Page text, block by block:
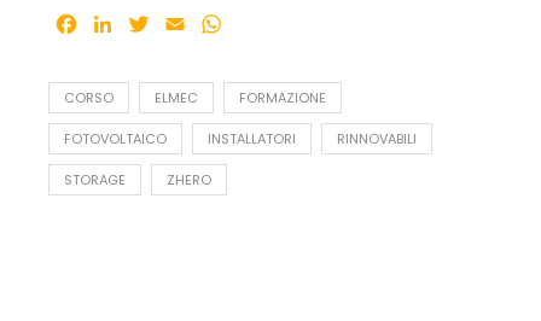
Facebook
LinkedInTwitter
Email
CORSO ELMEC FORMAZIONE
FOTOVOLTAICO INSTALLATORI RINNOVABILI
STORAGE ZHERO